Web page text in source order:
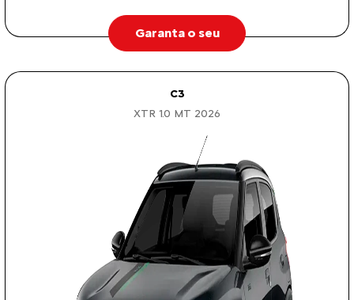
Garanta o seu
C3
XTR 1.0 MT 2026